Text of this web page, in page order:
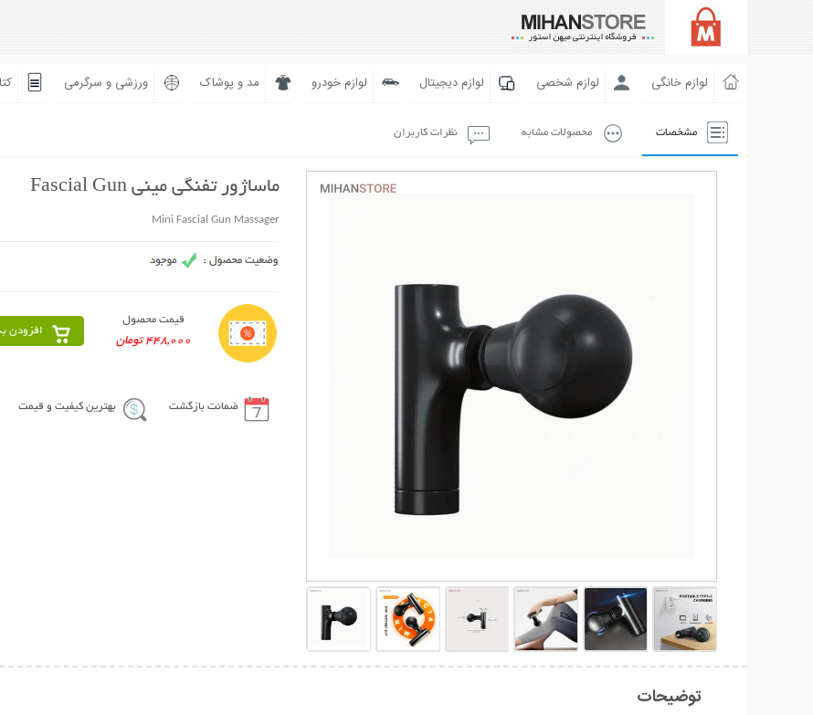
لوازم خانگی لوازم شخصی لوازم دیجیتال لوازم خودرو مد و پوشاک ورزشی و سرگرمی
مشخصات محصولات مشابه نظرات کاربران
ماساژور تفنگی مینی Fascial Gun
Mini Fascial Gun Massager
قیمت محصول
448,000 تومان
افزودن
ضمانت بازگشت بهترین کیفیت و قیمت
توضیحات